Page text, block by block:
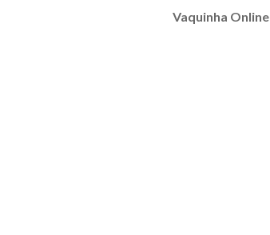
Vaquinha Online